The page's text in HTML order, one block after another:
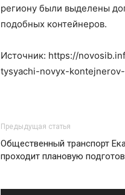
региону были выделены
подобных контейнеров.
Источник: https://
tysyachi-novyx-
Предыдущая статья
Общественный транспорт
проходит плановую